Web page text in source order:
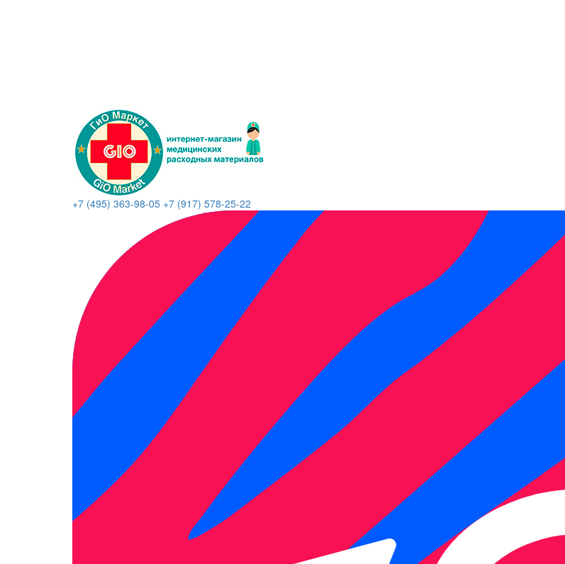
+7 (495) 363-98-05 +7 (917) 578-25-22